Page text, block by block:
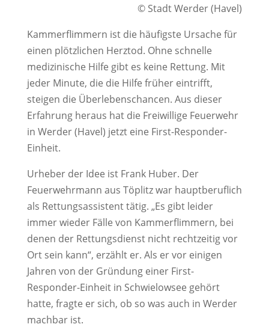
© Stadt Werder (Havel)
Kammerflimmern ist die häufigste Ursache für
einen plötzlichen Herztod. Ohne schnelle
medizinische Hilfe gibt es keine Rettung. Mit
jeder Minute, die die Hilfe früher eintrifft,
steigen die Überlebenschancen. Aus dieser
Erfahrung heraus hat die Freiwillige Feuerwehr
in Werder (Havel) jetzt eine First-Responder-
Einheit.
Urheber der Idee ist Frank Huber. Der
Feuerwehrmann aus Töplitz war hauptberuflich
als Rettungsassistent tätig. „Es gibt leider
immer wieder Fälle von Kammerflimmern, bei
denen der Rettungsdienst nicht rechtzeitig vor
Ort sein kann“, erzählt er. Als er vor einigen
Jahren von der Gründung einer First-
Responder-Einheit in Schwielowsee gehört
hatte, fragte er sich, ob so was auch in Werder
machbar ist.